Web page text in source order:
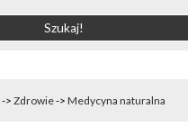
-> Zdrowie-> Medycyna naturalna